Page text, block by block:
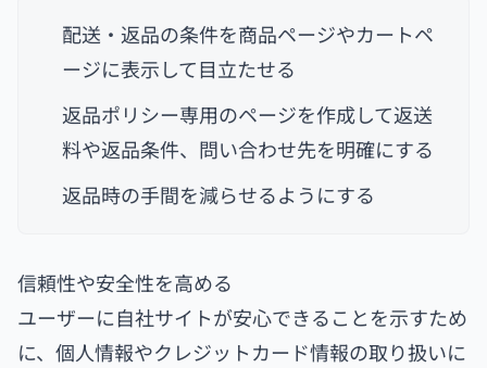
配送・返品の条件を商品ページやカートペ
ージに表示して目立たせる
返品ポリシー専用のページを作成して返送
料や返品条件、問い合わせ先を明確にする
返品時の手間を減らせるようにする
信頼性や安全性を高める
ユーザーに自社サイトが安心できることを示すため
に、個人情報やクレジットカード情報の取り扱いに